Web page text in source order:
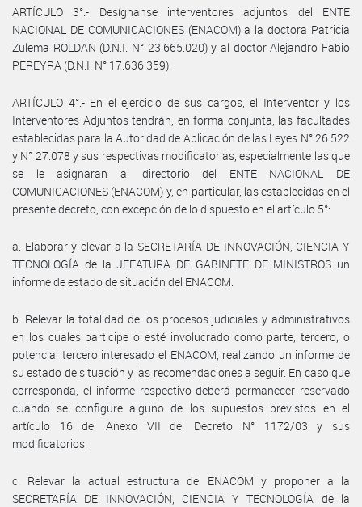
ARTÍCULO 3°.- Desígnanse interventores adjuntos del ENTE
NACIONAL DE COMUNICACIONES (ENACOM) a la doctora Patricia
Zulema ROLDAN (D.N.I. N° 23.665.020) y al doctor Alejandro Fabio
PEREYRA (D.N.I. N° 17.636.359).
ARTÍCULO 4°.- En el ejercicio de sus cargos, el Interventor y los
Interventores Adjuntos tendrán, en forma conjunta, las facultades
establecidas para la Autoridad de Aplicación de las Leyes N° 26.522
y N° 27.078 y sus respectivas modificatorias, especialmente las que
se le asignaran al directorio del ENTE NACIONAL DE
COMUNICACIONES (ENACOM) y, en particular, las establecidas en el
presente decreto, con excepción de lo dispuesto en el artículo 5°:
a. Elaborar y elevar a la SECRETARÍA DE INNOVACIÓN, CIENCIA Y
TECNOLOGÍA de la JEFATURA DE GABINETE DE MINISTROS un
informe de estado de situación del ENACOM.
b. Relevar la totalidad de los procesos judiciales y administrativos
en los cuales participe o esté involucrado como parte, tercero, o
potencial tercero interesado el ENACOM, realizando un informe de
su estado de situación y las recomendaciones a seguir. En caso que
corresponda, el informe respectivo deberá permanecer reservado
cuando se configure alguno de los supuestos previstos en el
artículo 16 del Anexo VII del Decreto N° 1172/03 y sus
modificatorios.
c. Relevar la actual estructura del ENACOM y proponer a la
SECRETARÍA DE INNOVACIÓN, CIENCIA Y TECNOLOGÍA de la